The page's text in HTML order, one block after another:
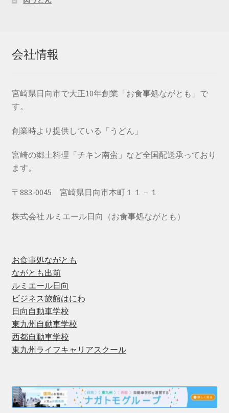
会社情報
宮崎県日向市で大正10年創業「お食事処ながとも」で
す。
創業時より提供している「うどん」
宮崎の郷土料理「チキン南蛮」など全国配送承っており
ます。
〒883-0045 宮崎県日向市本町１１－１
株式会社 ルミエール日向（お食事処ながとも）
お食事処ながとも
ながとも出前
ルミエール日向
ビジネス旅館はにわ
日向自動車学校
東九州自動車学校
西都自動車学校
東九州ライフキャリアスクール